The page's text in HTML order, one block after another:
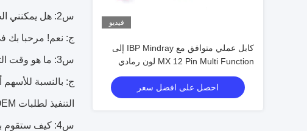
فيديو
كابل عملي متوافق مع IBP Mindray إلى
MX 12 Pin Multi Function لون رمادي
احصل على افضل سعر
س2: هل يمكنني الحصول على عينات؟
ج: نعم! مرحبا بك
س3: ما هو وقت التسليم؟ (كم من الوقت يستغرق لإعداد البضائع الخاصة بي؟)
التنفيذ لطلبات OEM و ODM يختلف حسب النوع والكمية.
س4: كيف ستقوم بتسليم البضائع؟ كم سيستغرق وصول البضائع؟